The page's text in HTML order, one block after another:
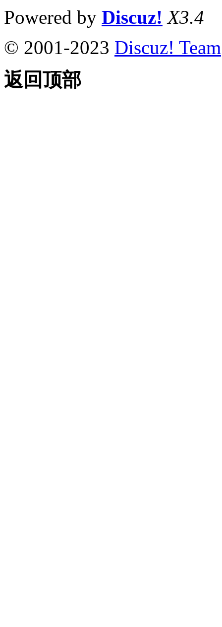
Powered by Discuz! X3.4
© 2001-2023 Discuz! Team
返回顶部